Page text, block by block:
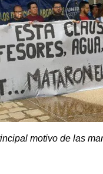
motivo de las